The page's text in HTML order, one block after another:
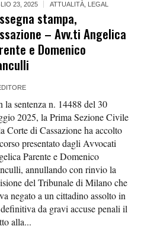
23, 2025 ATTUALITÀ LEGAL
stampa,
– Avv.ti Angelica
e Domenico
la sentenza n. 14488 del 30
2025, la Prima Sezione Civile
Corte di Cassazione ha accolto
presentato dagli Avvocati
Parente e Domenico
annullando con rinvio la
del Tribunale di Milano che
negato a un cittadino assolto in
da gravi accuse penali il
alla...